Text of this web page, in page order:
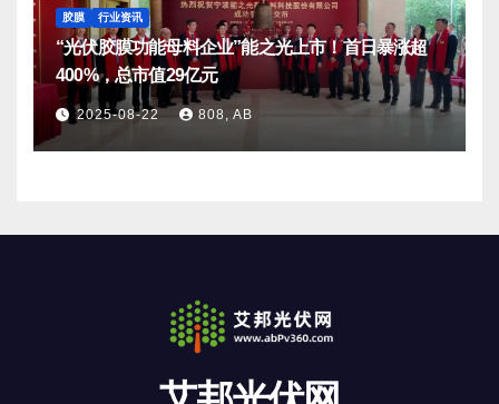
胶膜 行业资讯
“光伏胶膜功能母料企业”能之光上市！首日暴涨超
400%，总市值29亿元
2025-08-22 808, AB